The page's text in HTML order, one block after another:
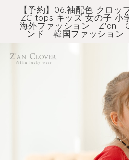
【予約】06.袖配色 クロッ
ZC tops キッズ 女の子
海外ファッション Z'an
ンド 韓国ファッション